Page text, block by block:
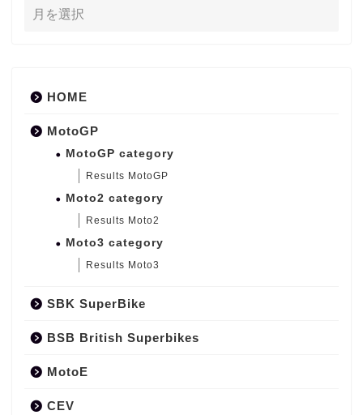
HOME
MotoGP
MotoGP category
Results MotoGP
Moto2 category
Results Moto2
Moto3 category
Results Moto3
SBK SuperBike
BSB British Superbikes
MotoE
CEV